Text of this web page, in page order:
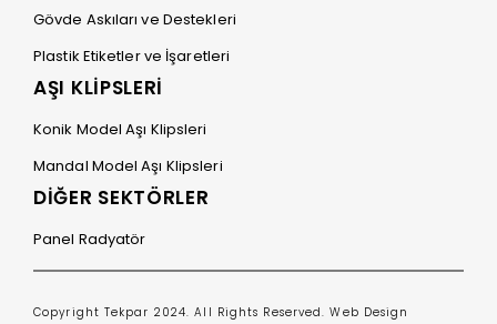
Gövde Askıları ve Destekleri
Plastik Etiketler ve İşaretleri
AŞI KLİPSLERİ
Konik Model Aşı Klipsleri
Mandal Model Aşı Klipsleri
DİĞER SEKTÖRLER
Panel Radyatör
Copyright Tekpar 2024. All Rights Reserved. Web Design